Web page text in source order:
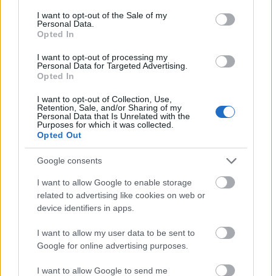
consent section.
I want to opt-out of the Sale of my
Personal Data.
Opted In
I want to opt-out of processing my
Personal Data for Targeted Advertising.
Opted In
I want to opt-out of Collection, Use,
Retention, Sale, and/or Sharing of my
Personal Data that Is Unrelated with the
Purposes for which it was collected.
Opted Out
Google consents
I want to allow Google to enable storage
related to advertising like cookies on web or
device identifiers in apps.
I want to allow my user data to be sent to
Google for online advertising purposes.
I want to allow Google to send me
korábbi indulói közül sokan világsztárrá
váltak, köztük a svéd sikercsapat, az ABBA, a
Shadows együttes, az izraeli Ofra Haza vagy
az egykor svájci színekben induló kanadai
Forrás:MTI
Zene Eurovíziós Dalfesztivál